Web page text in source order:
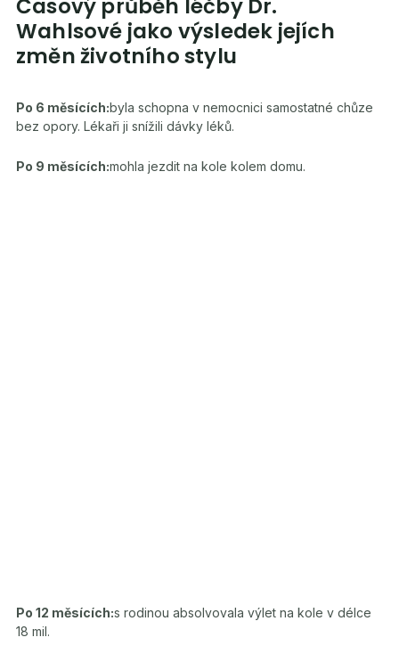
Časový průběh léčby Dr.
Wahlsové jako výsledek jejích
změn životního stylu
Po 6 měsících:byla schopna v nemocnici samostatné chůze
bez opory. Lékaři ji snížili dávky léků.
Po 9 měsících:mohla jezdit na kole kolem domu.
Po 12 měsících:s rodinou absolvovala výlet na kole v délce
18 mil.